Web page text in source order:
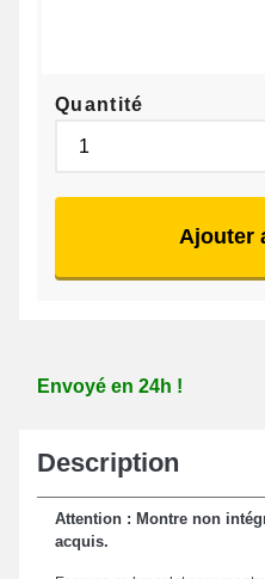
Quantité
Ajouter
Envoyé en 24h !
Description
Attention : Montre non
acquis.